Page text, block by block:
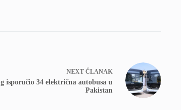
NEXT ČLANAK
isporučio 34 električna autobusa u
Pakistan